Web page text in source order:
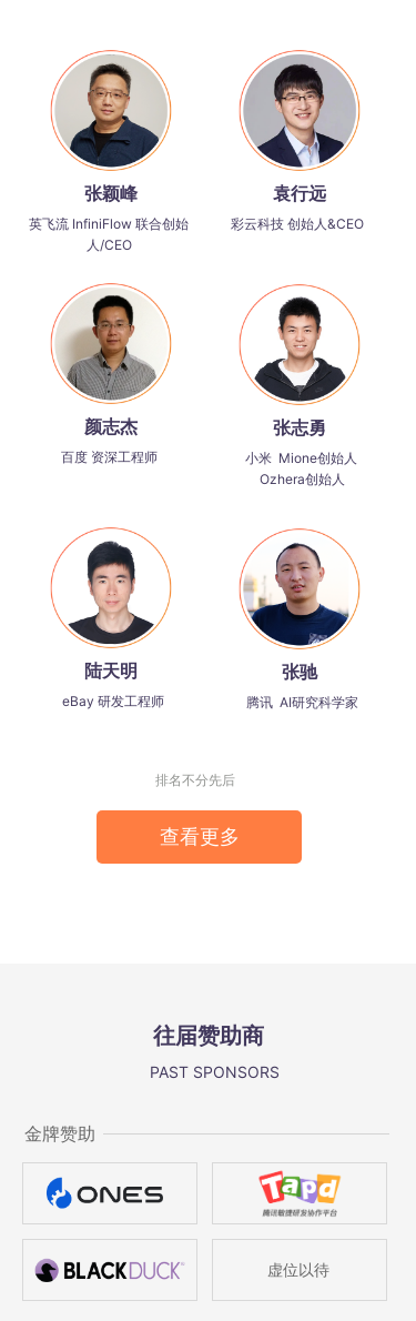
陆天明
eBay 研发工程师
张颖峰
英飞流 InfiniFlow 联合创始
人/CEO
颜志杰
百度 资深工程师
袁行远
彩云科技 创始人&CEO
张志勇
小米 Mione创始人
Ozhera创始人
张驰
腾讯 AI研究科学家
排名不分先后
查看更多
金牌赞助
虚位以待
往届赞助商
PAST SPONSORS